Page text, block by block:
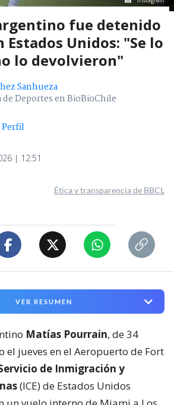
fue detenido
Estados Unidos: "Se lo
lo devolvieron"
Sanhueza
de Deportes en BioBioChile
Perfil
| 12:51
Ética y transparencia de BBCL
VER RESUMEN
Matías Pourrain, de 34
el jueves en el Aeropuerto de Fort
de Inmigración y
(ICE) de Estados Unidos